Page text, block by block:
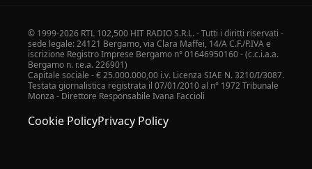
© 1999-2026 RTL 102,500 HIT RADIO S.R.L. - Tutti i diritti riservati -
sede legale: 24121 Bergamo, via Clara Maffei, 14/A C.F./P.IVA e
iscrizione Registro Imprese Bergamo n° 01646950160 - (c.c.i.a.a.
Bergamo n. r.e.a. 226901)
Capitale sociale - € 25.000.000,00 i.v. Licenza SIAE N. 3210/I/3087.
Testata giornalistica registrata il 07/01/2010 al n° 1972 Tribunale
Monza - Direttore Responsabile Ivana Faccioli
Cookie PolicyPrivacy Policy